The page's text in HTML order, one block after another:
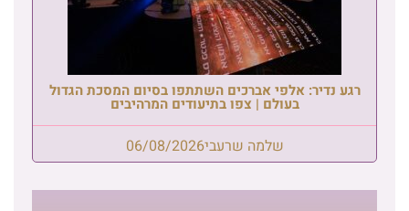
רגע נדיר: אלפי אברכים השתתפו בסיום המסכת הגדול
בעולם | צפו בתיעודים המרהיבים
שלמה שרעבי06/08/2026